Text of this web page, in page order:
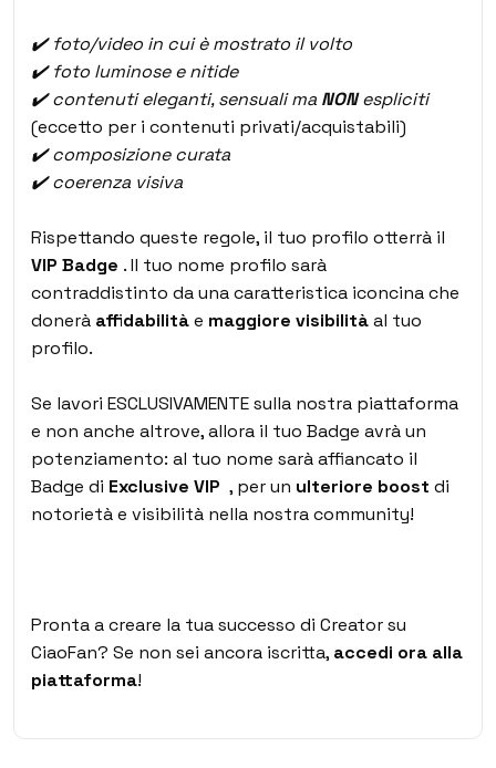
✔️ foto/video in cui è mostrato il volto
✔️foto luminose e nitide
✔️contenuti eleganti, sensuali ma NONespliciti
(eccetto per i contenuti privati/acquistabili)
✔️ composizione curata
✔️ coerenza visiva
Rispettando queste regole, il tuo profilo otterrà il
VIP Badge . Il tuo nome profilo sarà
contraddistinto da una caratteristica iconcina che
donerà affidabilitàe maggiore visibilitàal tuo
profilo.
Se lavori ESCLUSIVAMENTE sulla nostra piattaforma
e non anche altrove, allora il tuo Badge avrà un
potenziamento: al tuo nome sarà affiancato il
Badge di Exclusive VIP , per un ulteriore boost di
notorietà e visibilità nella nostra community!
Pronta a creare la tua successo di Creator su
CiaoFan? Se non sei ancora iscritta, accedi ora alla
piattaforma!